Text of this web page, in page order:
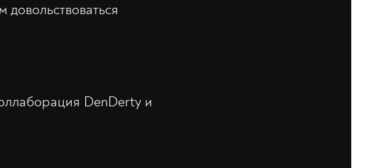
DenDerty и